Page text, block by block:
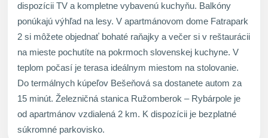
dispozícii TV a kompletne vybavenú kuchyňu. Balkóny
ponúkajú výhľad na lesy. V apartmánovom dome Fatrapark
2 si môžete objednať bohaté raňajky a večer si v reštaurácii
na mieste pochutíte na pokrmoch slovenskej kuchyne. V
teplom počasí je terasa ideálnym miestom na stolovanie.
Do termálnych kúpeľov Bešeňová sa dostanete autom za
15 minút. Železničná stanica Ružomberok – Rybárpole je
od apartmánov vzdialená 2 km. K dispozícii je bezplatné
súkromné parkovisko.